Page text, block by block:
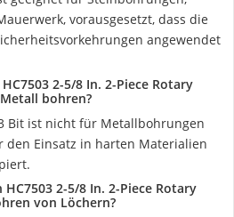
vorausgesetzt, dass die
angewendet
2-5/8 In. 2-Piece Rotary
bohren?
Bit ist nicht für Metallbohrungen
den Einsatz in harten Materialien
2-5/8 In. 2-Piece Rotary
von Löchern?